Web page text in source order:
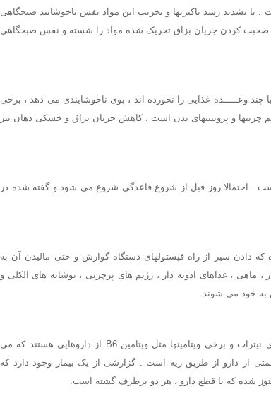
. با تشدید رشد باکتریها و تخریب این مواد نفس ناخوشایند صبحگاهی
صحبت کردن جریان بزاق تحریک شده مواد را شسته و نفس صبحگاهی
وعـــــده غذایی را نخورده اند ، بوی ناخوشایندی می دهد ، برخی
چربیها و پروتیینهای بدن است . کاهش جریان بزاق و خشکی دهان نیز
. احتمالا روز قبل از شروع قاعدگی شروع می شود و گفته شده در
دادن سیر از راه فیستولهای دستگاه گوارش و حتی مالیدن آن به
ماهی ، غذاهای ادویه دار ، رژیم های پرچربی ، نوشابه های الکلی و
به خود می شوند.
د ی متیل سولفوکسید آمیل نیتریت پارالدیید ایزوسورباید دی نیترات و برخی ویتامینها مثل ویتامین B6 از داروهایی هستند که می
از دارو از طریق ریه است . گزارشی از یک بیمار وجود دارد که
شده که با قطع دارو ، هر دو برطرف گشته است.